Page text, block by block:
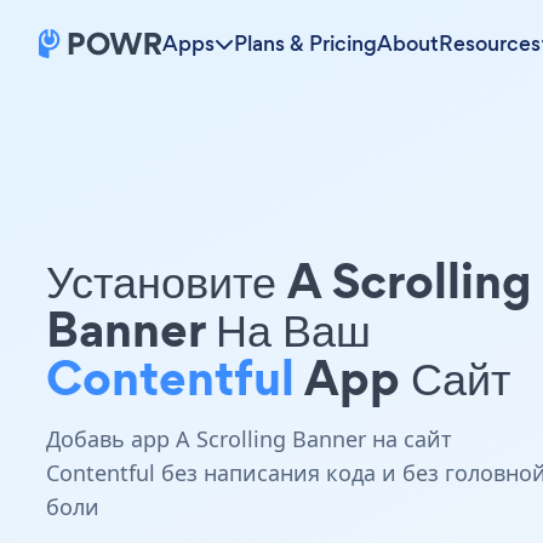
Apps Plans & PricingAboutResources
Установите A Scrolling
Banner На Ваш
ContentfulApp Сайт
Добавь app A Scrolling Banner на сайт
Contentful без написания кода и без
боли